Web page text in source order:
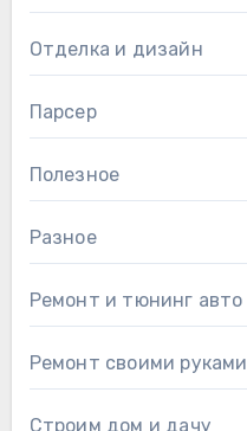
Отделка и дизайн
Парсер
Полезное
Разное
Ремонт и тюнинг авто
Ремонт своими руками
Строим дом и дачу